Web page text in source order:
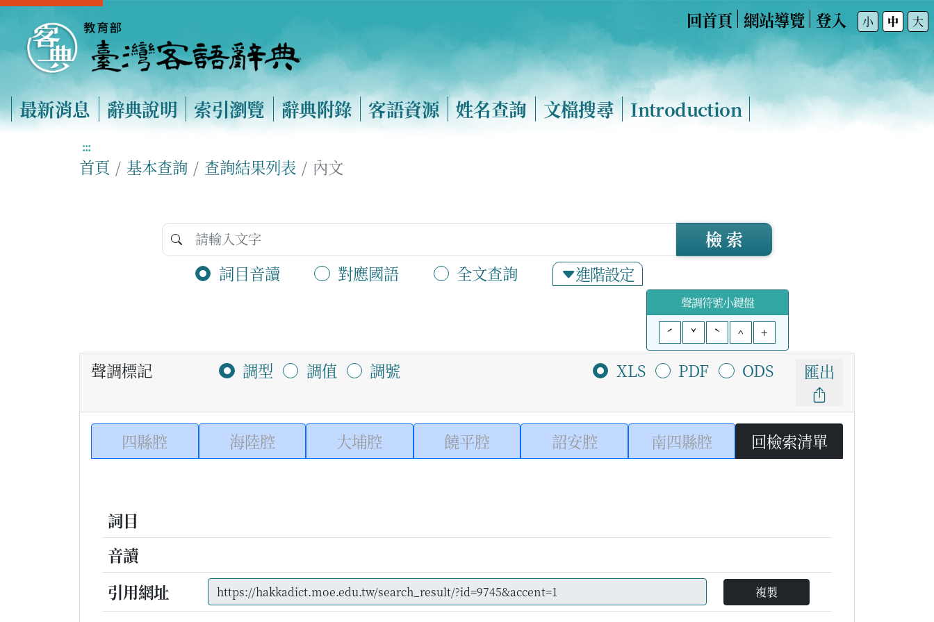
回首頁 網站導覽 登入 小 中 大
最新消息 辭典說明 索引瀏覽 辭典附錄 客語資源 姓名查詢 文檔搜尋 Introduction
:::
首頁 基本查詢 查詢結果列表 內文
詞目音讀 對應國語 全文查詢 進階設定
檢 索
聲調符號小鍵盤
ˊ
ˇ ˋ ^ +
聲調標記 調型 調值 調號 XLS PDF ODS 匯出
四縣腔 海陸腔 大埔腔 饒平腔 詔安腔 南四縣腔 回檢索清單
詞目
音讀
引用網址
複製